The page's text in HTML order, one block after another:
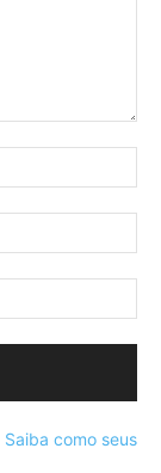
Saiba como seus